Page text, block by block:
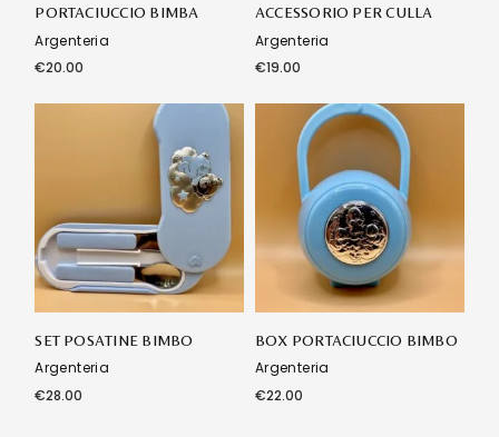
PORTACIUCCIO BIMBA
Argenteria
€20.00
ACCESSORIO PER CULLA
Argenteria
€19.00
SET POSATINE BIMBO
Argenteria
€28.00
BOX PORTACIUCCIO BIMBO
Argenteria
€22.00